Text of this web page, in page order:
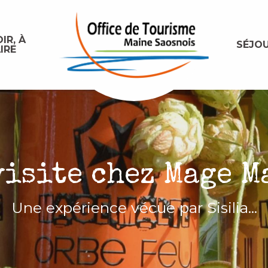
À
chez Mage
Une expérience vécue par Sisilia...